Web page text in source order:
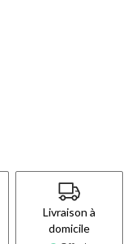
Livraison à
domicile